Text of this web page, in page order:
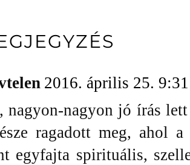
2016. április 25. 9:31
nagyon-nagyon jó írás
ragadott meg, ahol
egyfajta spirituális,